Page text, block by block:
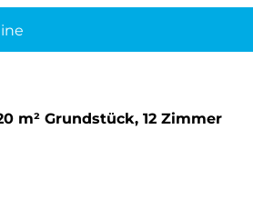
m² Grundstück, 12 Zimmer